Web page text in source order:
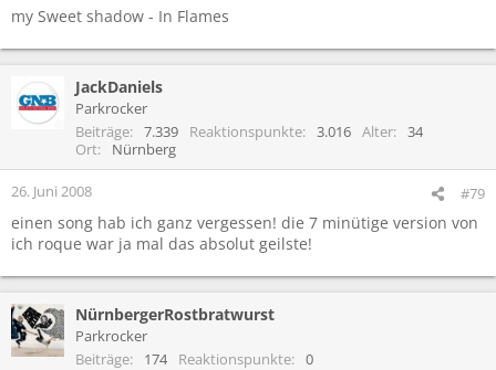
my Sweet shadow - In Flames
JackDaniels
Parkrocker
Beiträge
7.339 Reaktionspunkte 3.016 Alter
34
Ort
Nürnberg
26. Juni 2008 #79
einen song hab ich ganz vergessen! die 7 minütige version von
ich roque war ja mal das absolut geilste!
NürnbergerRostbratwurst
Parkrocker
Beiträge
174 Reaktionspunkte 0